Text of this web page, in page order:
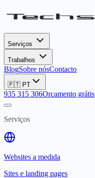
Serviços
Trabalhos
BlogSobre nósContacto
🇵🇹 PT
935 315 306Orçamento grátis
Serviços
Websites a medida
Sites e landing pages